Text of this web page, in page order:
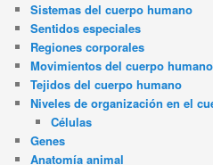
Sistemas del cuerpo humano
Sentidos especiales
Regiones corporales
Movimientos del cuerpo humano
Tejidos del cuerpo humano
Niveles de organización en el
Células
Genes
Anatomía animal